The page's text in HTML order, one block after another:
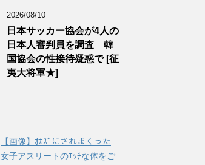
2026/08/10
日本サッカー協会が4人の
日本人審判員を調査 韓
国協会の性接待疑惑で [征
夷大将軍★]
【画像】ｵｶｽﾞにされまくった
女子アスリートのｴｯﾁな体をご